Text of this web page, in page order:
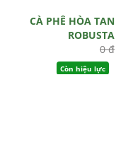
CÀ PHÊ HÒA TAN
ROBUSTA
0 đ
Còn hiệu lực